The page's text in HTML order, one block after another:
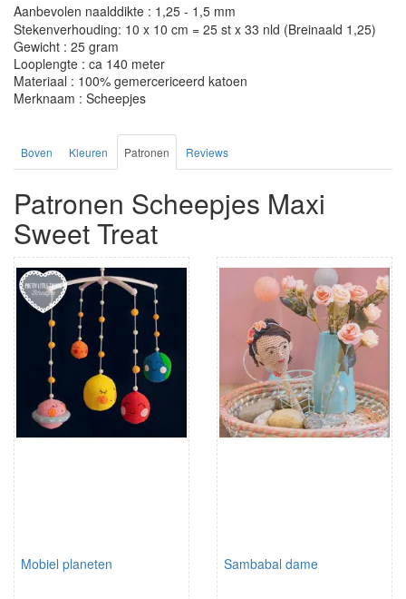
Aanbevolen naalddikte : 1,25 - 1,5 mm
Stekenverhouding: 10 x 10 cm = 25 st x 33 nld (Breinaald 1,25)
Gewicht : 25 gram
Looplengte : ca 140 meter
Materiaal : 100% gemercericeerd katoen
Merknaam : Scheepjes
Boven Kleuren Patronen Reviews
Patronen Scheepjes Maxi
Sweet Treat
Mobiel planeten Sambabal dame